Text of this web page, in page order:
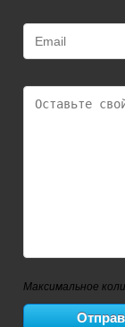
Максимальное